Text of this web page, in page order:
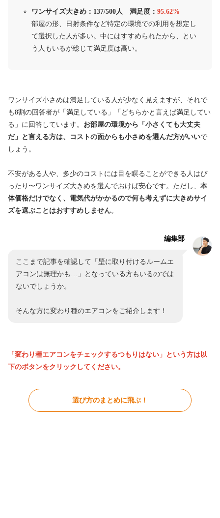
ワンサイズ大きめ：137/500人 満足度： 95.62%
部屋の形、日射条件など特定の環境での利用を想定し
て選択した人が多い。中にはすすめられたから、とい
う人もいるが総じて満足度は高い。
ワンサイズ小さめは満足している人が少なく見えますが、それで
も8割の回答者が「満足している」「どちらかと言えば満足してい
る」に回答しています。 お部屋の環境から「小さくても大丈夫
だ」と言える方は、コストの面からも小さめを選んだ方がいいで
しょう。
不安がある人や、多少のコストには目を瞑ることができる人はぴ
ったり〜ワンサイズ大きめを選んでおけば安心です。ただし、 本
体価格だけでなく、電気代がかかるので何も考えずに大きめサイ
ズを選ぶことはおすすめしません。
編集部
ここまで記事を確認して「壁に取り付けるルームエ
アコンは無理かも…」となっている方もいるのでは
ないでしょうか。
そんな方に変わり種のエアコンをご紹介します！
「変わり種エアコンをチェックするつもりはない」という方は以
下のボタンをクリックしてください。
選び方のまとめに飛ぶ！